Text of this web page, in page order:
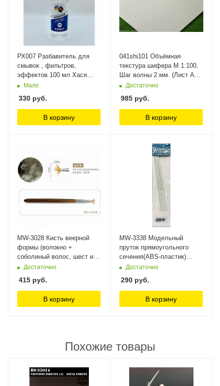
РХ007 Разбавитель для
смывок , фильтров,
эффектов 100 мл Хася
Моделист
Мало
330 руб.
В корзину
041shi101 Объёмная
текстура шифера М 1:100.
Шаг волны 2 мм. (Лист А3-
28см.х38см.) Morrison
Достаточно
985 руб.
В корзину
MW-3028 Кисть веерной
формы (волокно +
соболиный волос, шест из
сандалового дерева)
Достаточно
415 руб.
В корзину
MW-3338 Модельный
пруток прямоугольного
сечения(ABS-пластик)
4*2*250mm 4шт ManWah
Достаточно
290 руб.
В корзину
Похожие товары